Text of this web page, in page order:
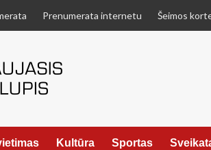
Prenumerata internetu Šeimos
Kultūra Sportas